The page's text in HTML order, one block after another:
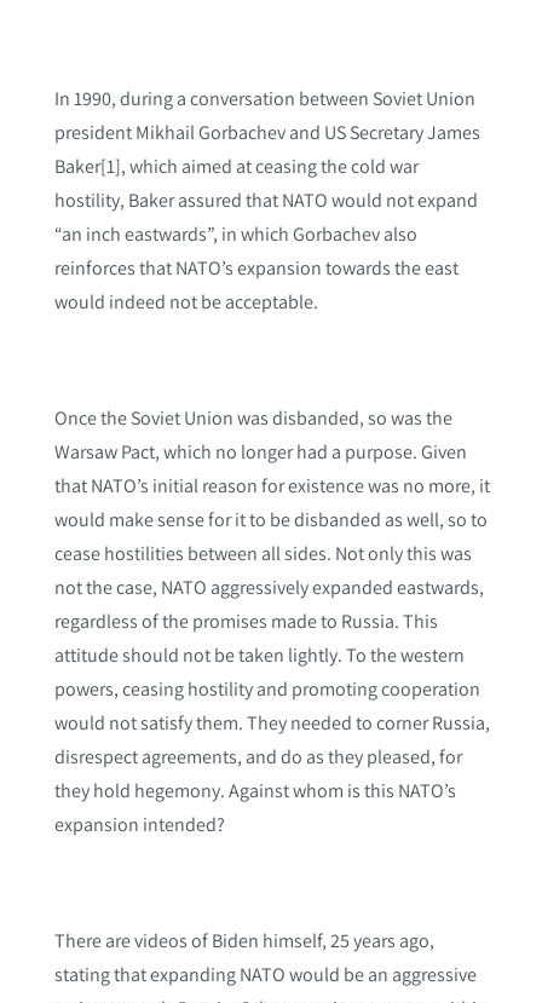
In 1990, during a conversation between Soviet Union
president Mikhail Gorbachev and US Secretary James
Baker[1], which aimed at ceasing the cold war
hostility, Baker assured that NATO would not expand
“an inch eastwards”, in which Gorbachev also
reinforces that NATO’s expansion towards the east
would indeed not be acceptable.
Once the Soviet Union was disbanded, so was the
Warsaw Pact, which no longer had a purpose. Given
that NATO’s initial reason for existence was no more, it
would make sense for it to be disbanded as well, so to
cease hostilities between all sides. Not only this was
not the case, NATO aggressively expanded eastwards,
regardless of the promises made to Russia. This
attitude should not be taken lightly. To the western
powers, ceasing hostility and promoting cooperation
would not satisfy them. They needed to corner Russia,
disrespect agreements, and do as they pleased, for
they hold hegemony. Against whom is this NATO’s
expansion intended?
There are videos of Biden himself, 25 years ago,
stating that expanding NATO would be an aggressive